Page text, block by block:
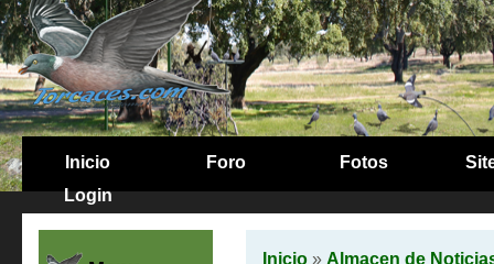
Inicio Foro Fotos
Login
Inicio» Almacen de